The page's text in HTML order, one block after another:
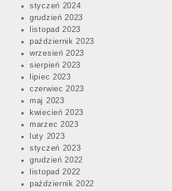
styczeń 2024
grudzień 2023
listopad 2023
październik 2023
wrzesień 2023
sierpień 2023
lipiec 2023
czerwiec 2023
maj 2023
kwiecień 2023
marzec 2023
luty 2023
styczeń 2023
grudzień 2022
listopad 2022
październik 2022